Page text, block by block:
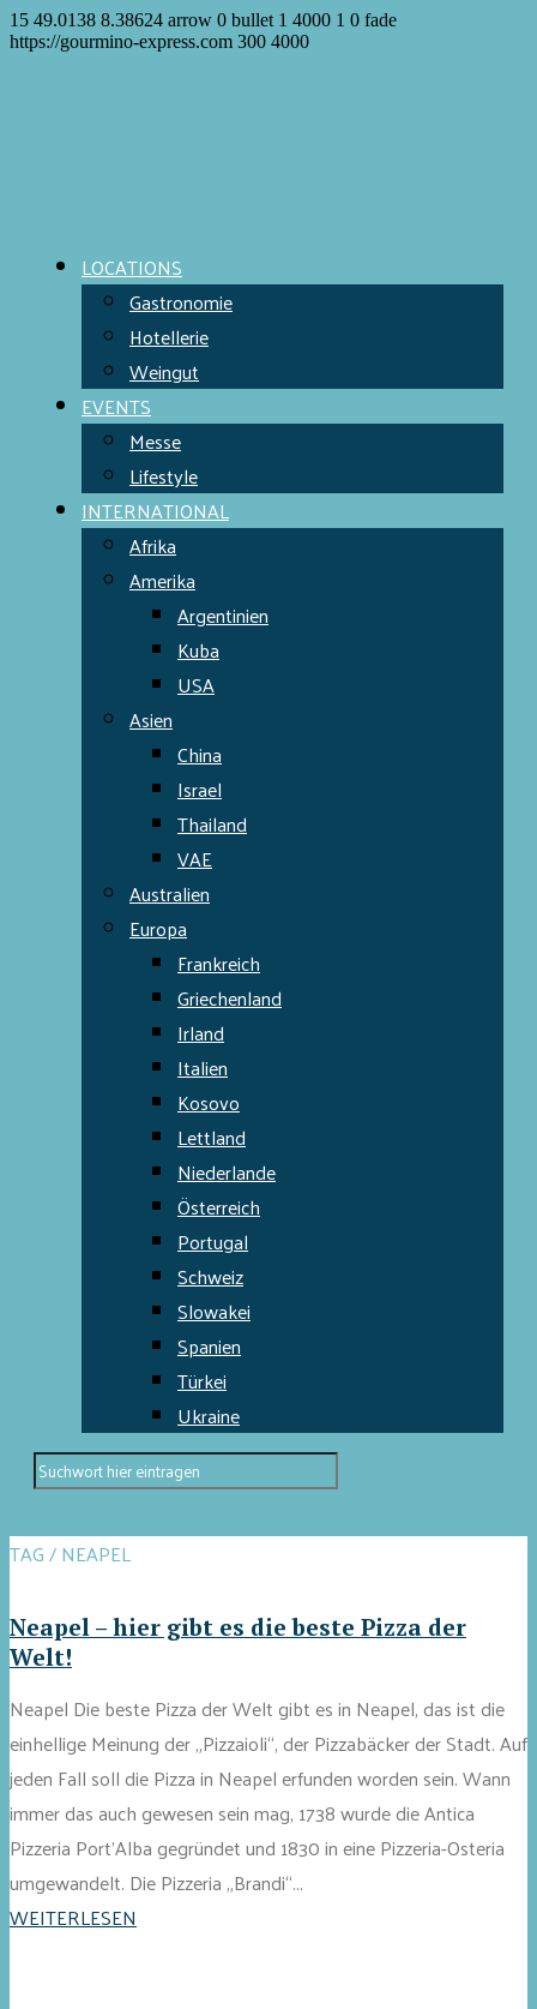
15 49.0138 8.38624 arrow 0 bullet 1 4000 1 0 fade
https://gourmino-express.com 300 4000
LOCATIONS
Gastronomie
Hotellerie
Weingut
EVENTS
Messe
Lifestyle
INTERNATIONAL
Afrika
Amerika
Argentinien
Kuba
USA
Asien
China
Israel
Thailand
VAE
Australien
Europa
Frankreich
Griechenland
Irland
Italien
Kosovo
Lettland
Niederlande
Österreich
Portugal
Schweiz
Slowakei
Spanien
Türkei
Ukraine
TAG / NEAPEL
Neapel – hier gibt es die beste Pizza der
Welt!
Neapel Die beste Pizza der Welt gibt es in Neapel, das ist die
einhellige Meinung der „Pizzaioli“, der Pizzabäcker der Stadt. Auf
jeden Fall soll die Pizza in Neapel erfunden worden sein. Wann
immer das auch gewesen sein mag, 1738 wurde die Antica
Pizzeria Port’Alba gegründet und 1830 in eine Pizzeria-Osteria
umgewandelt. Die Pizzeria „Brandi“...
WEITERLESEN